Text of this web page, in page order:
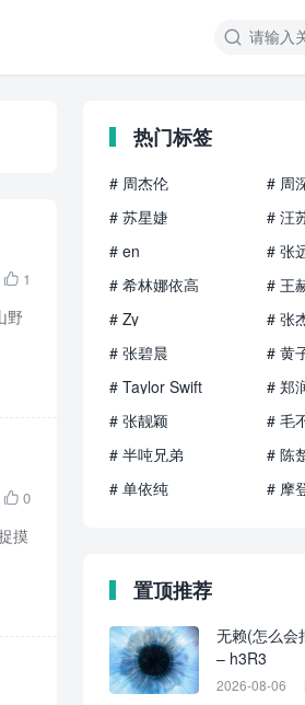

 1
野
 0
摸
热门标签
# 周杰伦
# 周
# 苏星婕
# 汪
# en
# 张
# 希林娜依高
# 王
# Zy
# 张
# 张碧晨
# 黄
# Taylor Swift
# 郑
# 张靓颖
# 毛
# 半吨兄弟
# 陈
# 单依纯
# 摩
置顶推荐
无赖(怎么会
– h3R3
2026-08-06